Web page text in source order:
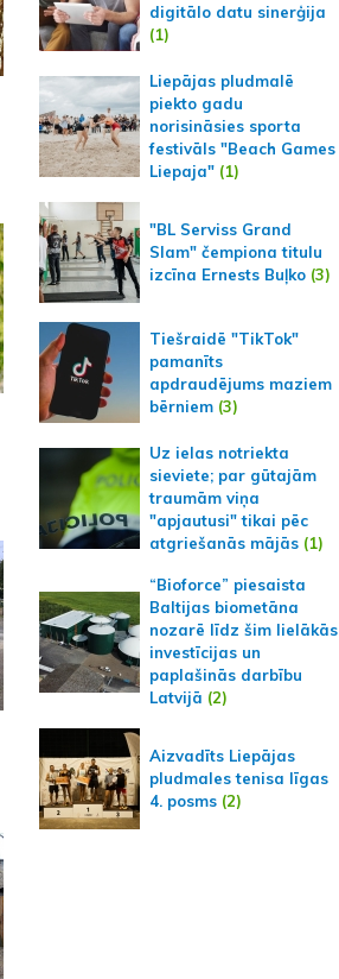
digitālo datu sinerģija
(1)
Liepājas pludmalē
piekto gadu
norisināsies sporta
festivāls "Beach Games
Liepaja" (1)
"BL Serviss Grand
Slam" čempiona titulu
izcīna Ernests Buļko (3)
Tiešraidē "TikTok"
pamanīts
apdraudējums maziem
bērniem (3)
Uz ielas notriekta
sieviete; par gūtajām
traumām viņa
"apjautusi" tikai pēc
atgriešanās mājās (1)
“Bioforce” piesaista
Baltijas biometāna
nozarē līdz šim lielākās
investīcijas un
paplašinās darbību
Latvijā (2)
Aizvadīts Liepājas
pludmales tenisa līgas
4. posms (2)